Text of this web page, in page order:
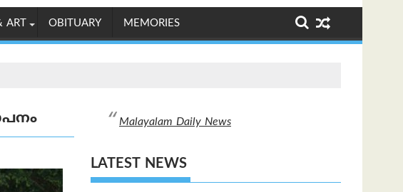
ART OBITUARY MEMORIES
Malayalam Daily News
LATEST NEWS